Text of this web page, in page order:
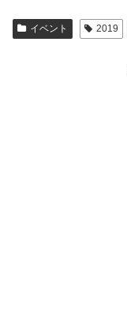
イベント 2019